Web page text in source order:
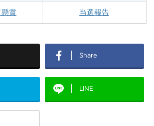
賞 当選報告
Share
LINE